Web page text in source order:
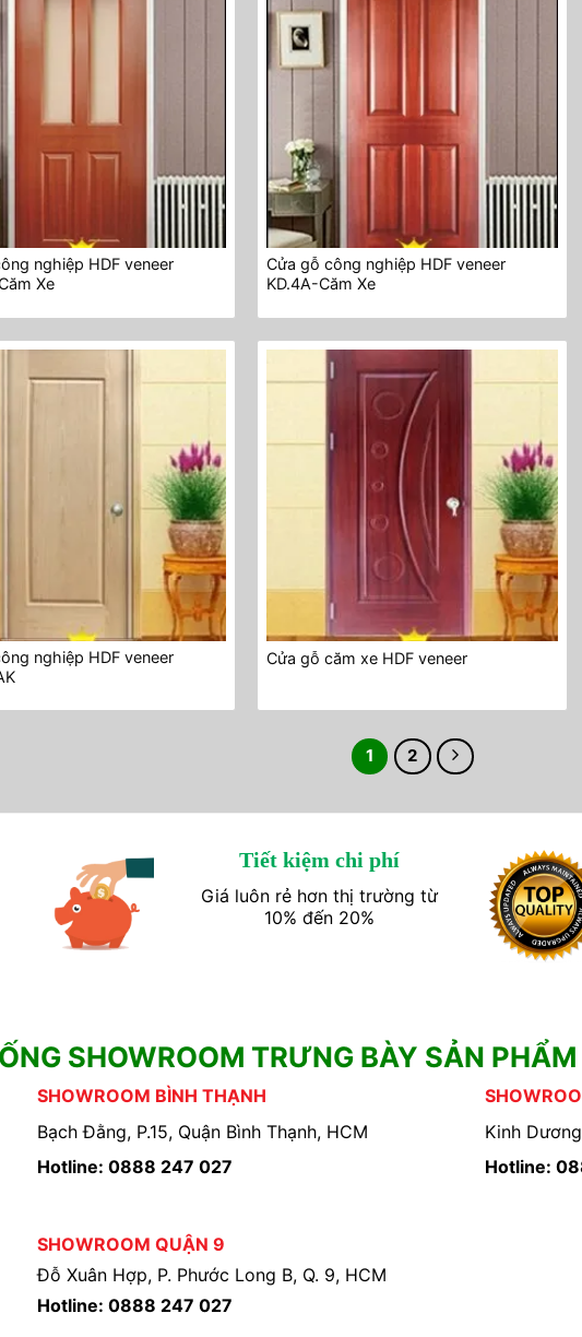
nghiệp HDF veneer
Xe
Cửa gỗ công nghiệp HDF veneer
KD.4A-Căm Xe
nghiệp HDF veneer
Cửa gỗ căm xe HDF veneer
1 2
Tiết kiệm chi phí
Giá luôn rẻ hơn thị trường từ
10% đến 20%
SHOWROOM TRƯNG BÀY SẢN PHẨM
SHOWROOM BÌNH THẠNH
Bạch Đằng, P.15, Quận Bình Thạnh, HCM
Hotline: 0888 247 027
Kinh
Hotline:
SHOWROOM QUẬN 9
Đỗ Xuân Hợp, P. Phước Long B, Q. 9, HCM
Hotline: 0888 247 027